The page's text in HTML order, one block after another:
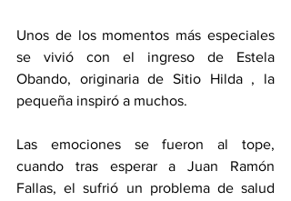
Unos de los momentos más especiales
se vivió con el ingreso de Estela
Obando, originaria de Sitio Hilda , la
pequeña inspiró a muchos.
Las emociones se fueron al tope,
cuando tras esperar a Juan Ramón
Fallas, el sufrió un problema de salud